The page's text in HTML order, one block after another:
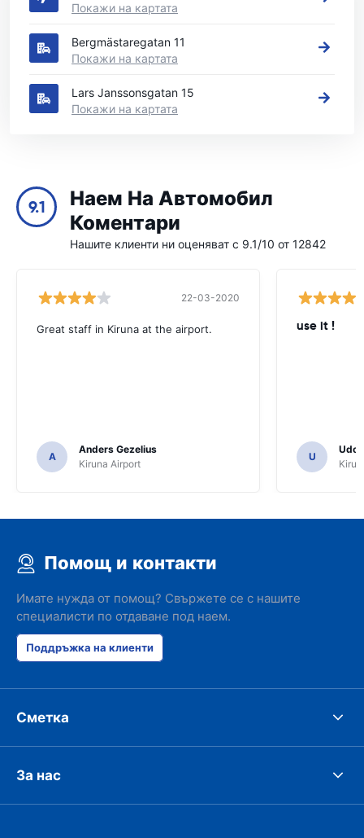
Покажи на картата
Bergmästaregatan 11
Покажи на картата
Lars Janssonsgatan 15
Покажи на картата
9.1
Наем На Автомобил
Коментари
Нашите клиенти ни оценяват с 9.1/10 от 12842
22-03-2020
Great staff in Kiruna at the airport.
A
Anders Gezelius
Kiruna Airport
use it !
U
Udo
Помощ и контакти
Имате нужда от помощ? Свържете се с нашите
специалисти по отдаване под наем.
Поддръжка на клиенти
Сметка
За нас